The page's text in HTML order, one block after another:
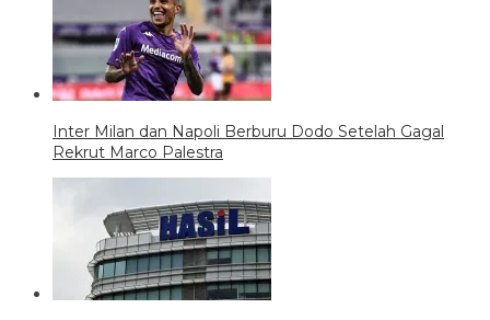
Inter Milan dan Napoli Berburu Dodo Setelah Gagal
Rekrut Marco Palestra